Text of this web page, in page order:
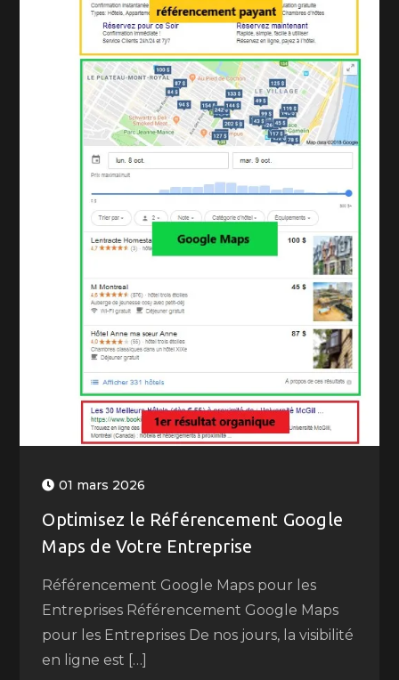
01 mars 2026
Optimisez le Référencement Google
Maps de Votre Entreprise
Référencement Google Maps pour les
Entreprises Référencement Google Maps
pour les Entreprises De nos jours, la visibilité
en ligne est […]